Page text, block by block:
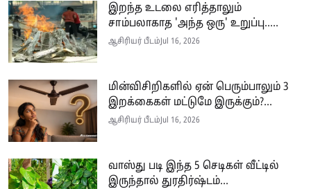
இறந்த உடலை எரித்தாலும்
சாம்பலாகாத 'அந்த ஒரு' உறுப்பு.....
ஆசிரியர் பீடம்Jul 16, 2026
மின்விசிறிகளில் ஏன் பெரும்பாலும் 3
இறக்கைகள் மட்டுமே இருக்கும்?...
ஆசிரியர் பீடம்Jul 16, 2026
வாஸ்து படி இந்த 5 செடிகள் வீட்டில்
இருந்தால் துரதிர்ஷ்டம்...